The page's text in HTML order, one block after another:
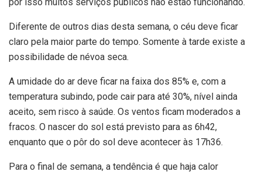
Diferente de outros dias desta semana, o céu deve ficar
claro pela maior parte do tempo. Somente à tarde existe a
possibilidade de névoa seca.
A umidade do ar deve ficar na faixa dos 85% e, com a
temperatura subindo, pode cair para até 30%, nível ainda
aceito, sem risco à saúde. Os ventos ficam moderados a
fracos. O nascer do sol está previsto para as 6h42,
enquanto que o pôr do sol deve acontecer às 17h36.
Para o final de semana, a tendência é que haja calor